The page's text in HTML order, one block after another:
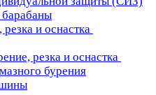
и оснастка
резка и оснастка
бурения